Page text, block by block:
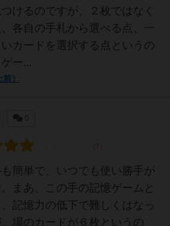
けるのですが、２枚ではなく
各自の手札から選べる点、一
カードを選択する点というの
ー...
）
簡単で、いつでも使い勝手が
まあ、この手の記憶ゲームと
記憶力の低下で難しくはなっ
場のカードが６枚というの